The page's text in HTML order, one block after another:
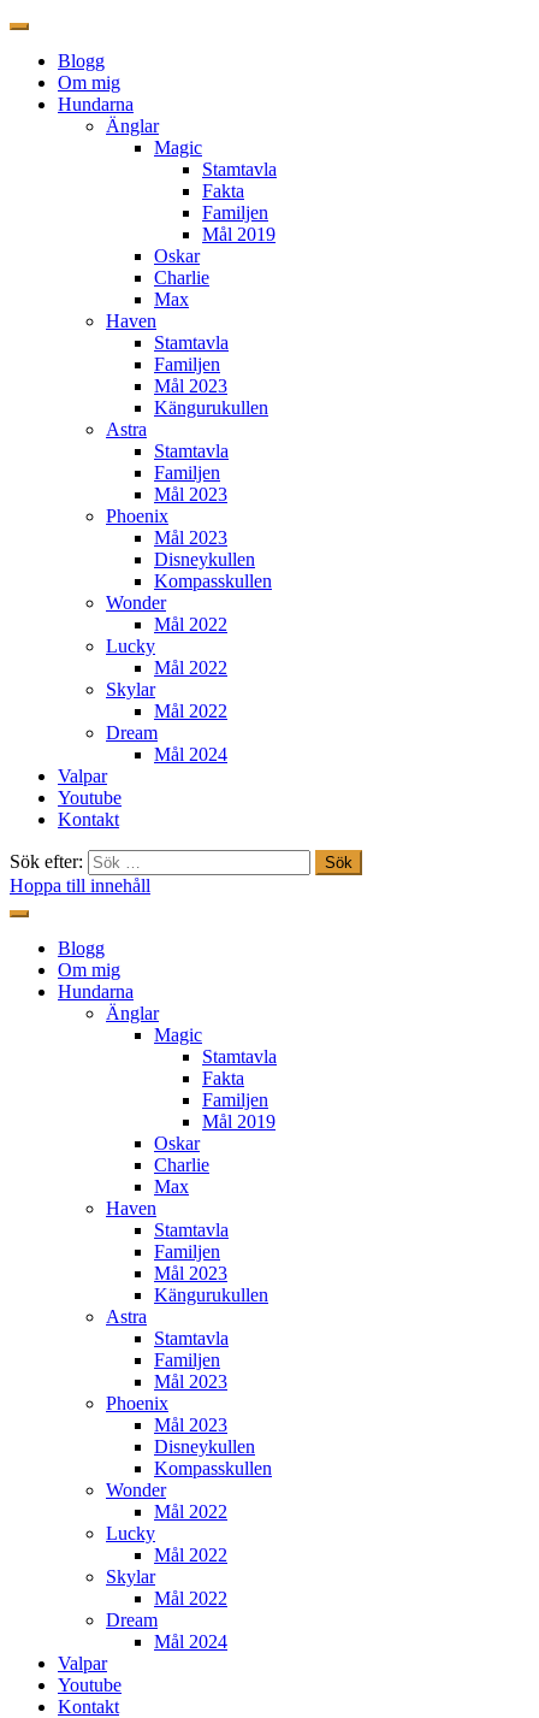
Blogg
Om mig
Hundarna
Änglar
Magic
Stamtavla
Fakta
Familjen
Mål 2019
Oskar
Charlie
Max
Haven
Stamtavla
Familjen
Mål 2023
Kängurukullen
Astra
Stamtavla
Familjen
Mål 2023
Phoenix
Mål 2023
Disneykullen
Kompasskullen
Wonder
Mål 2022
Lucky
Mål 2022
Skylar
Mål 2022
Dream
Mål 2024
Valpar
Youtube
Kontakt
Sök efter:
Hoppa till innehåll
Freestylehundar.se
Blogg
Om mig
Hundarna
Änglar
Magic
Stamtavla
Fakta
Familjen
Mål 2019
Oskar
Charlie
Max
Haven
Stamtavla
Familjen
Mål 2023
Kängurukullen
Astra
Stamtavla
Familjen
Mål 2023
Phoenix
Mål 2023
Disneykullen
Kompasskullen
Wonder
Mål 2022
Lucky
Mål 2022
Skylar
Mål 2022
Dream
Mål 2024
Valpar
Youtube
Kontakt